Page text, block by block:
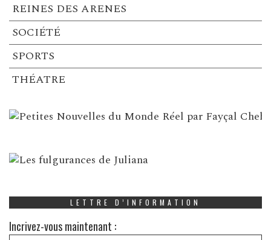
REINES DES ARENES
SOCIÉTÉ
SPORTS
THÉATRE
LETTRE D’INFORMATION
Incrivez-vous maintenant :